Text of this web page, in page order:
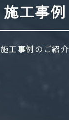
施工事例
施工事例のご紹介